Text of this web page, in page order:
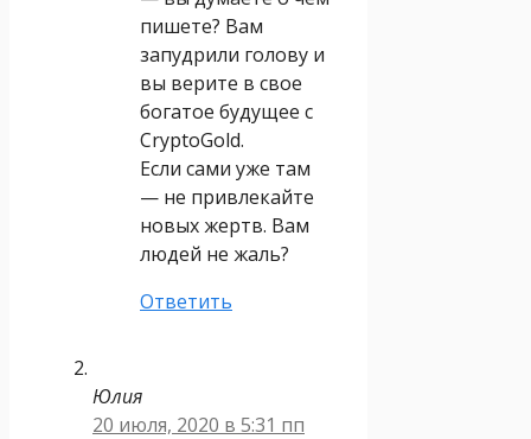
пишете? Вам
запудрили голову и
вы верите в свое
богатое будущее с
CryptoGold.
Если сами уже там
— не привлекайте
новых жертв. Вам
людей не жаль?
Ответить
Юлия
20 июля, 2020 в 5:31 пп